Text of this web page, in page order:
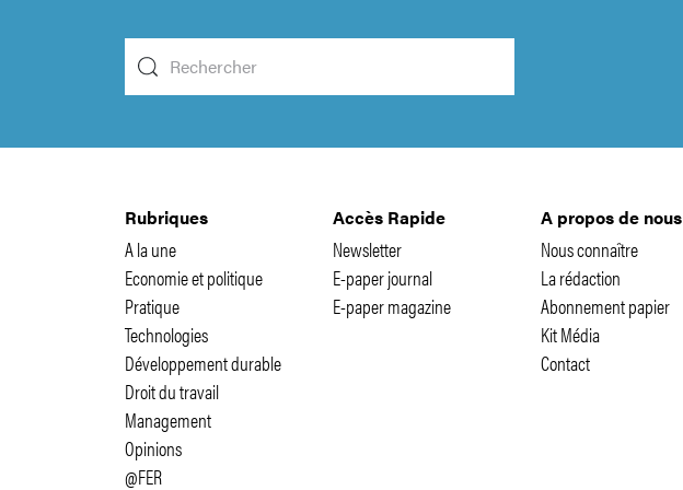
Rubriques
A la une
Economie et politique
Pratique
Technologies
Développement durable
Droit du travail
Management
Opinions
@FER
Accès Rapide
Newsletter
E-paper journal
E-paper magazine
A propos de nous
Nous connaître
La rédaction
Abonnement papier
Kit Média
Contact